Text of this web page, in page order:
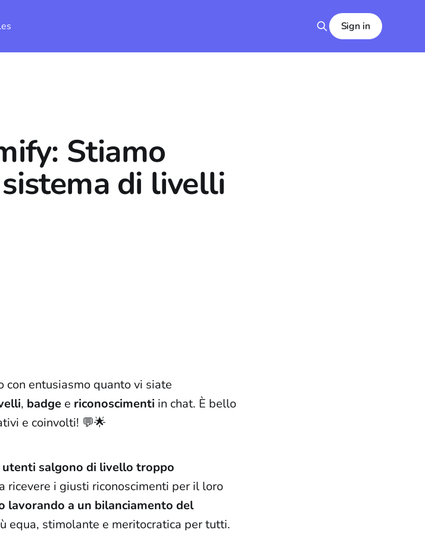
Sign in
Stiamo
di livelli
entusiasmo quanto vi siate
, badge e riconoscimenti in chat. È bello
e coinvolti! 💬🌟
utenti salgono di livello troppo
ricevere i giusti riconoscimenti per il loro
lavorando a un bilanciamento del
equa, stimolante e meritocratica per tutti.